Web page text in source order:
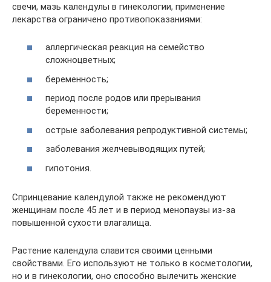
свечи, мазь календулы в гинекологии, применение
лекарства ограничено противопоказаниями:
аллергическая реакция на семейство
сложноцветных;
беременность;
период после родов или прерывания
беременности;
острые заболевания репродуктивной системы;
заболевания желчевыводящих путей;
гипотония.
Спринцевание календулой также не рекомендуют
женщинам после 45 лет и в период менопаузы из-за
повышенной сухости влагалища.
Растение календула славится своими ценными
свойствами. Его используют не только в косметологии,
но и в гинекологии, оно способно вылечить женские